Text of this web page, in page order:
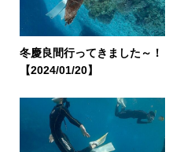
冬慶良間行ってきました～！
【2024/01/20】